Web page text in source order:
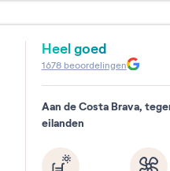
Heel goed
1678beoordelingen
Aan de Costa Brava,
eilanden